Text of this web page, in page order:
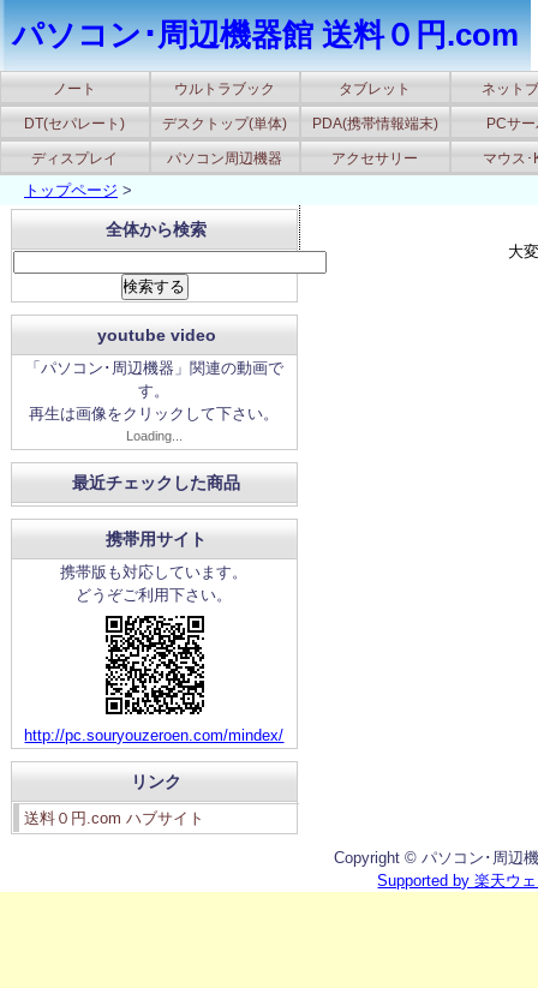
パソコン･周辺機器館 送料０円.com
ノート ウルトラブック タブレット ネット
DT(セパレート) デスクトップ(単体) PDA(携帯情報端末) PCサ
ディスプレイ パソコン周辺機器 アクセサリー マウス･
トップページ >
大
全体から検索
youtube video
「パソコン･周辺機器」関連の動画で
す。
再生は画像をクリックして下さい。
Loading...
最近チェックした商品
携帯用サイト
携帯版も対応しています。
どうぞご利用下さい。
http://pc.souryouzeroen.com/mindex/
リンク
送料０円.com ハブサイト
Copyright © パソコン･周辺
Supported by 楽天ウ